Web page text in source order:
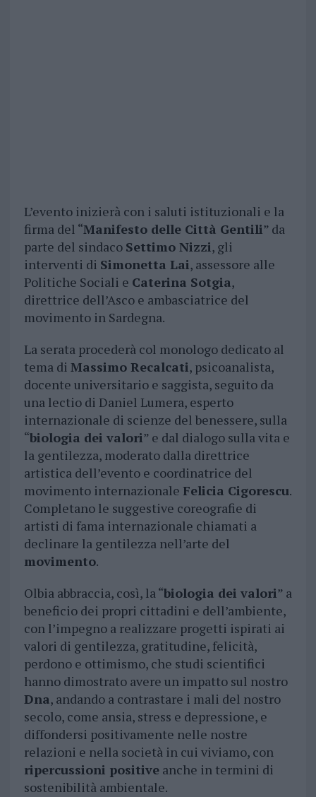
L’evento inizierà con i saluti istituzionali e la
firma del “Manifesto delle Città Gentili” da
parte del sindaco Settimo Nizzi, gli
interventi di Simonetta Lai, assessore alle
Politiche Sociali e Caterina Sotgia,
direttrice dell’Asco e ambasciatrice del
movimento in Sardegna.
La serata procederà col monologo dedicato al
tema di Massimo Recalcati, psicoanalista,
docente universitario e saggista, seguito da
una lectio di Daniel Lumera, esperto
internazionale di scienze del benessere, sulla
“biologia dei valori” e dal dialogo sulla vita e
la gentilezza, moderato dalla direttrice
artistica dell’evento e coordinatrice del
movimento internazionale Felicia Cigorescu.
Completano le suggestive coreografie di
artisti di fama internazionale chiamati a
declinare la gentilezza nell’arte del
movimento.
Olbia abbraccia, così, la “biologia dei valori” a
beneficio dei propri cittadini e dell’ambiente,
con l’impegno a realizzare progetti ispirati ai
valori di gentilezza, gratitudine, felicità,
perdono e ottimismo, che studi scientifici
hanno dimostrato avere un impatto sul nostro
Dna, andando a contrastare i mali del nostro
secolo, come ansia, stress e depressione, e
diffondersi positivamente nelle nostre
relazioni e nella società in cui viviamo, con
ripercussioni positiveanche in termini di
sostenibilità ambientale.